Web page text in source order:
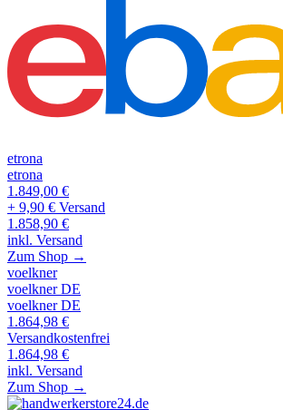
etrona
etrona
1.849,00 €
+ 9,90 € Versand
1.858,90 €
inkl. Versand
Zum Shop →
voelkner
voelkner DE
voelkner DE
1.864,98 €
Versandkostenfrei
1.864,98 €
inkl. Versand
Zum Shop →